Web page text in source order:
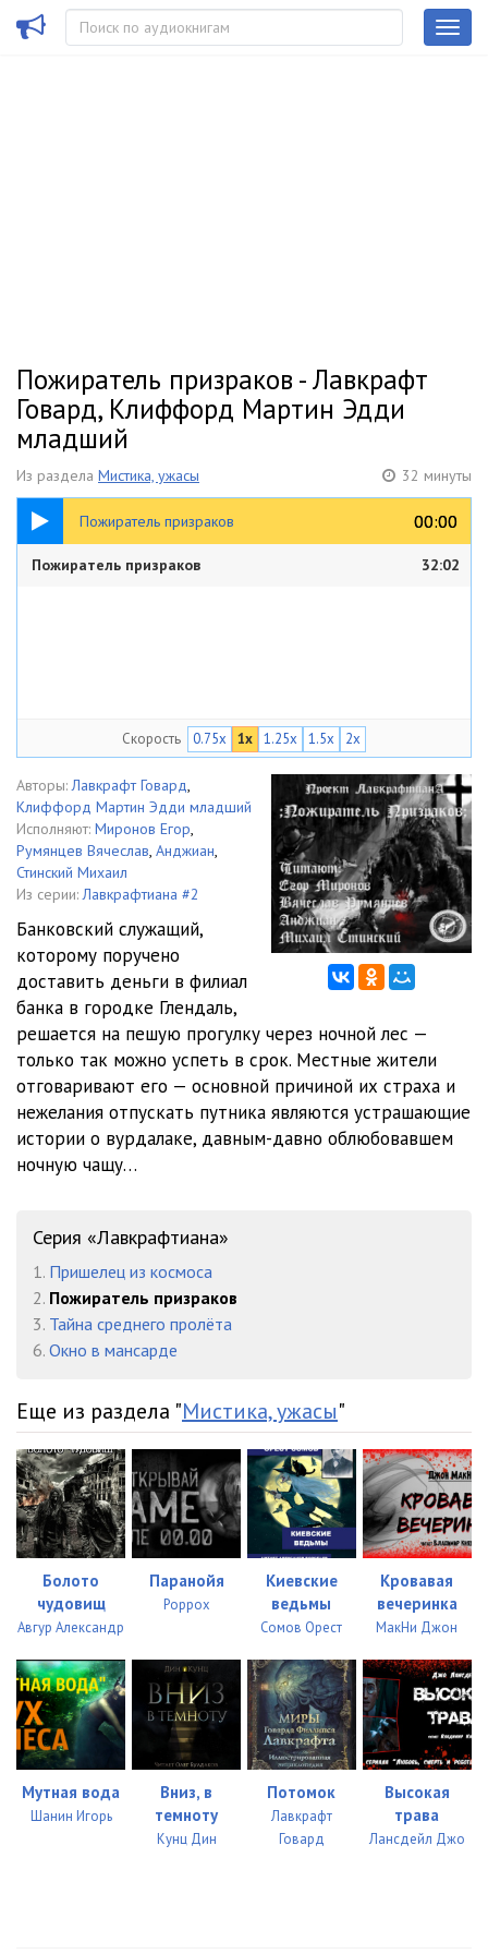
Пожиратель призраков - Лавкрафт
Говард, Клиффорд Мартин Эдди
младший
Из раздела Мистика, ужасы 32 минуты
Пожиратель призраков 00:00
00:00
32:02
Пожиратель призраков 32:02
Скорость 0.75x 1x 1.25x 1.5x 2x
Авторы: Лавкрафт Говард,
Клиффорд Мартин Эдди младший
Исполняют: Миронов Егор,
Румянцев Вячеслав, Анджиан,
Стинский Михаил
Из серии: Лавкрафтиана #2
Банковский служащий,
которому поручено
доставить деньги в филиал
банка в городке Глендаль,
решается на пешую прогулку через ночной лес —
только так можно успеть в срок. Местные жители
отговаривают его — основной причиной их страха и
нежелания отпускать путника являются устрашающие
истории о вурдалаке, давным-давно облюбовавшем
ночную чащу…
Серия «Лавкрафтиана»
1. Пришелец из космоса
2. Пожиратель призраков
3. Тайна среднего пролёта
6. Окно в мансарде
Еще из раздела "Мистика, ужасы"
Болото
чудовищ
Авгур Александр
Паранойя
Роррох
Киевские
ведьмы
Сомов Орест
Кровавая
вечеринка
МакНи Джон
Мутная вода
Шанин Игорь
Вниз, в
темноту
Кунц Дин
Потомок
Лавкрафт
Говард
Высокая
трава
Лансдейл Джо